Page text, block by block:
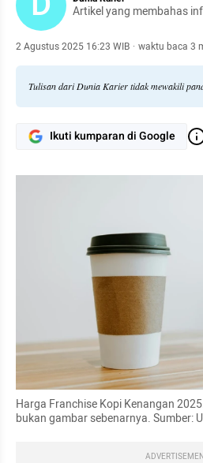
Artikel yang membahas
2 Agustus 2025 16:23 WIB · waktu baca 3
Tulisan dari Dunia Karier tidak mewakili
Ikuti kumparan di Google
Harga Franchise Kopi Kenangan
bukan gambar sebenarnya. Sumber: